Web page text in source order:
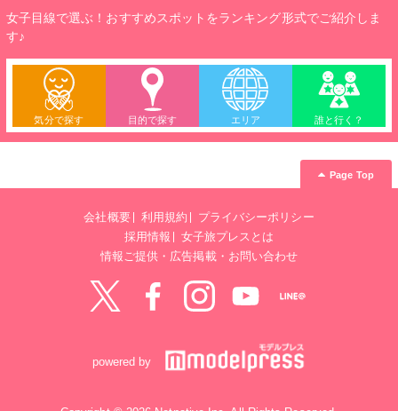
女子目線で選ぶ！おすすめスポットをランキング形式でご紹介しま
す♪
気分で探す 目的で探す エリア 誰と行く？
Page Top
会社概要 利用規約
プライバシーポリシー
採用情報
女子旅プレスとは
情報ご提供・広告掲載・お問い合わせ
powered by